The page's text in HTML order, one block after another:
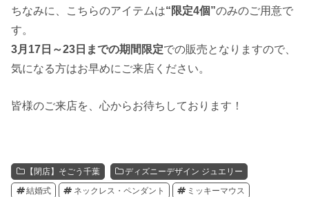
ちなみに、こちらのアイテムは“限定4個”のみのご用意で
す。
3月17日～23日までの期間限定での販売となりますので、
気になる方はお早めにご来店ください。
皆様のご来店を、心からお待ちしております！
【閉店】そごう千葉 ディズニーデザイン ジュエリー
結婚式 ネックレス・ペンダント ミッキーマウス